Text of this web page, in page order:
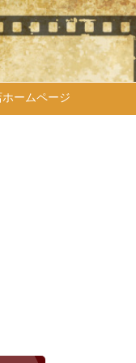
ームページ